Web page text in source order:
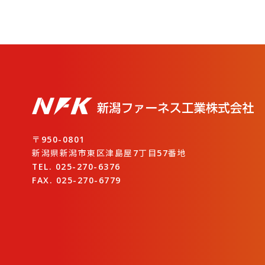
〒950-0801
新潟県新潟市東区津島屋7丁目57番地
TEL. 025-270-6376
FAX. 025-270-6779